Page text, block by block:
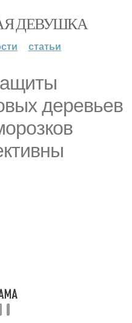
ДЕВУШКА
статьи
деревьев